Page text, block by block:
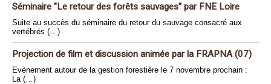
Séminaire "Le retour des forêts sauvages" par FNE Loire
Suite au succès du séminaire du retour du sauvage consacré aux
vertébrés (…)
Projection de film et discussion animée par la FRAPNA (07)
Evènement autour de la gestion forestière le 7 novembre prochain :
La (…)